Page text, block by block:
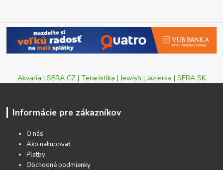
Akvaria | SERA CZ | Teraristika |Jewish |Jazierka | SERA SK
Informácie pre zákazníkov
O nás
Ako nakupovať
Platby
Obchodné podmienky